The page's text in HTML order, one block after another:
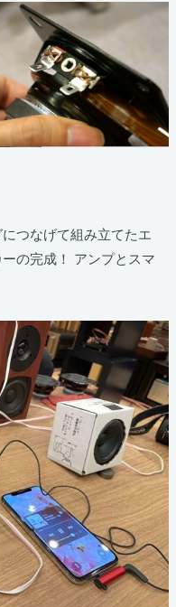
つなげて組み立てたエ
の完成！ アンプとスマ